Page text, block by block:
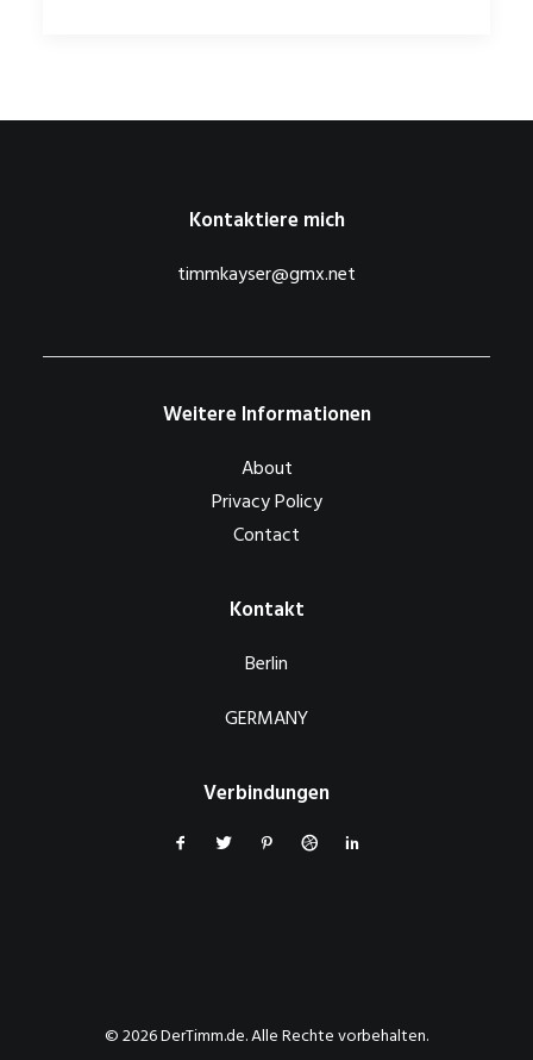
Kontaktiere mich
timmkayser@gmx.net
Weitere Informationen
About
Privacy Policy
Contact
Kontakt
Berlin
GERMANY
Verbindungen
© 2026 DerTimm.de. Alle Rechte vorbehalten.